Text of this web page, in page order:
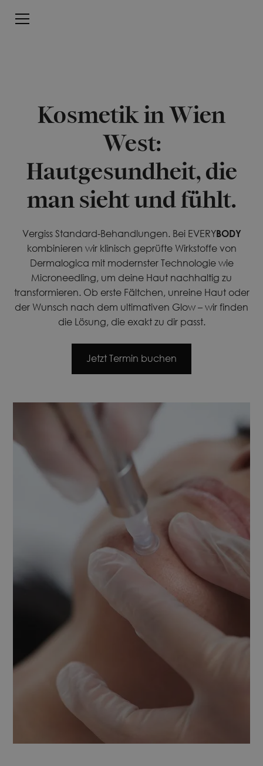
Kosmetik in Wien
West:
Hautgesundheit, die
man sieht und fühlt.
Vergiss Standard-Behandlungen. Bei EVERYBODY
kombinieren wir klinisch geprüfte Wirkstoffe von
Dermalogica mit modernster Technologie wie
Microneedling, um deine Haut nachhaltig zu
transformieren. Ob erste Fältchen, unreine Haut oder
der Wunsch nach dem ultimativen Glow – wir finden
die Lösung, die exakt zu dir passt.
Jetzt Termin buchen